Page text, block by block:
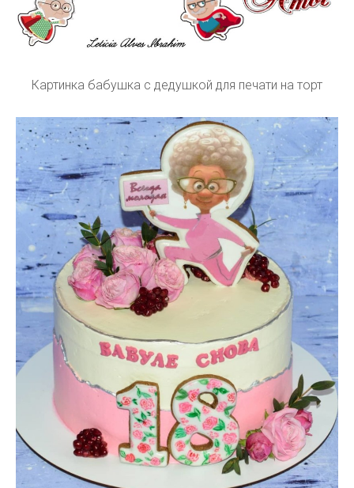
Картинка бабушка с дедушкой для печати на торт